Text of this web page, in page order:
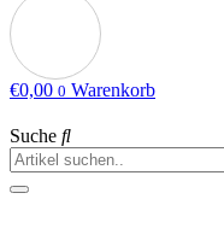
€0,00 0 Warenkorb
Suche